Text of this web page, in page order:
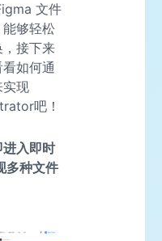
文件
够轻松
接下来
如何通
实现
吧！
进入即时
多种文件